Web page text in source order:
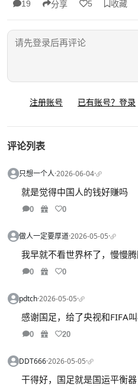
19 分享 5 收藏
注册账号 已有账号？登录
评论列表
只想一个人·2026-06-04·
就是觉得中国人的钱好赚吗
0 0
做人一定要厚道·2026-05-05·
我早就不看世界杯了，慢慢
0 0
pdtch·2026-05-05·
感谢国足，给了央视和FIFA叫
0 20
DDT666·2026-05-05·
干得好，国足就是国运平衡